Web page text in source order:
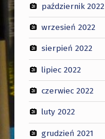
październik 2022
wrzesień 2022
sierpień 2022
lipiec 2022
czerwiec 2022
luty 2022
grudzień 2021